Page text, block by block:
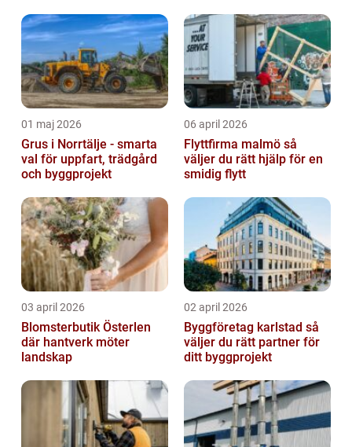
01 maj 2026
Grus i Norrtälje - smarta
val för uppfart, trädgård
och byggprojekt
06 april 2026
Flyttfirma malmö så
väljer du rätt hjälp för en
smidig flytt
03 april 2026
Blomsterbutik Österlen
där hantverk möter
landskap
02 april 2026
Byggföretag karlstad så
väljer du rätt partner för
ditt byggprojekt